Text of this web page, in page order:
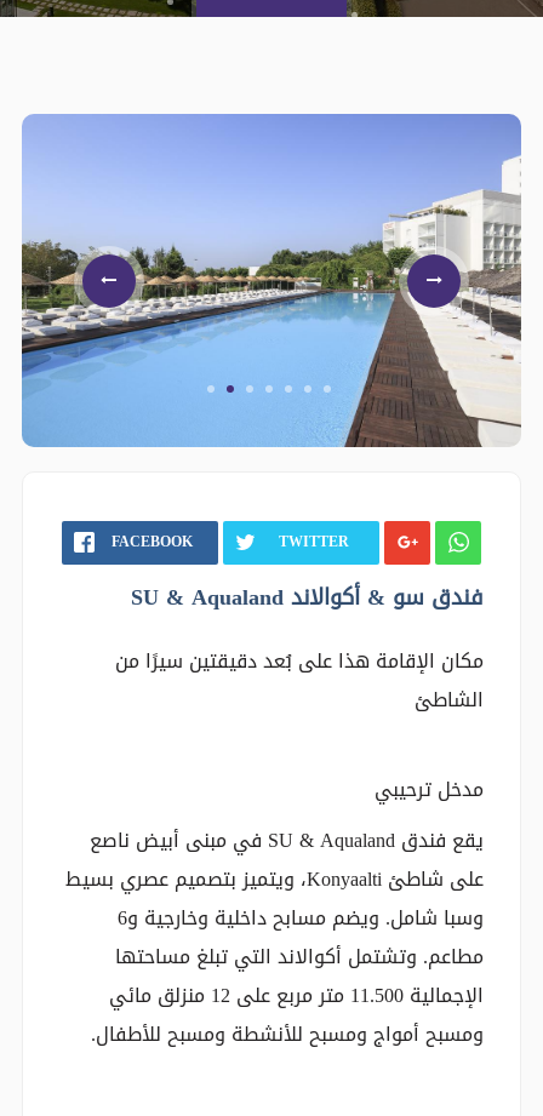
FACEBOOK TWITTER
فندق سو & أكوالاند SU & Aqualand
مكان الإقامة هذا على بُعد دقيقتين سيرًا من
الشاطئ
مدخل ترحيبي
يقع فندق SU & Aqualand في مبنى أبيض ناصع
على شاطئ Konyaalti، ويتميز بتصميم عصري بسيط
وسبا شامل. ويضم مسابح داخلية وخارجية و6
مطاعم. وتشتمل أكوالاند التي تبلغ مساحتها
الإجمالية 11.500 متر مربع على 12 منزلق مائي
ومسبح أمواج ومسبح للأنشطة ومسبح للأطفال.